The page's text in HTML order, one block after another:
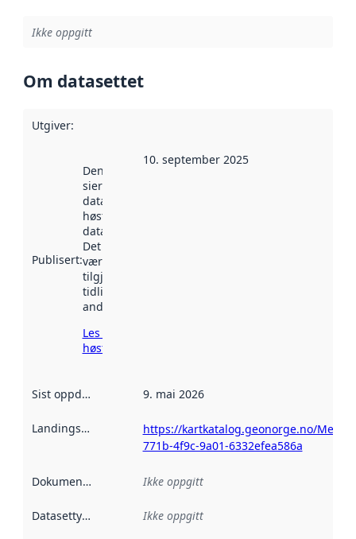
Ikke oppgitt
Om datasettet
Utgiver:
Publisert:
Denne datoen
sier når
datasettet ble
høstet av
data.norge.no.
Det kan ha
vært
tilgjengelig
tidligere
andre steder.
Les mer om
høsting her
10. september 2025
Sist oppdatert 9. mai 2026
Landingsside
https://kartkatalog.geonorge.no/
771b-4f9c-9a01-6332efea586a
Dokumentasjon Ikke oppgitt
Datasettype Ikke oppgitt